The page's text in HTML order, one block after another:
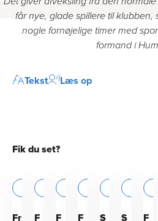
får nye, glade spillere til klubben,
nogle fornøjelige timer med
formand i
Tekst Læs op
Fik du set?
Bestyrelsesarbejde DGI
Fr
Forening Nyt fra DGI
F
Forening Nyt fra DGI
F
Forening Nyt
F
Forening
S
Forening
S
F